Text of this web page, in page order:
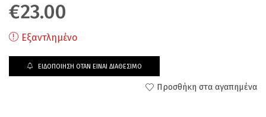
€23.00
Εξαντλημένο
ΕΙΔΟΠΟΊΗΣΗ ΌΤΑΝ ΕΊΝΑΙ ΔΙΑΘΈΣΙΜΟ
Προσθήκη στα αγαπημένα